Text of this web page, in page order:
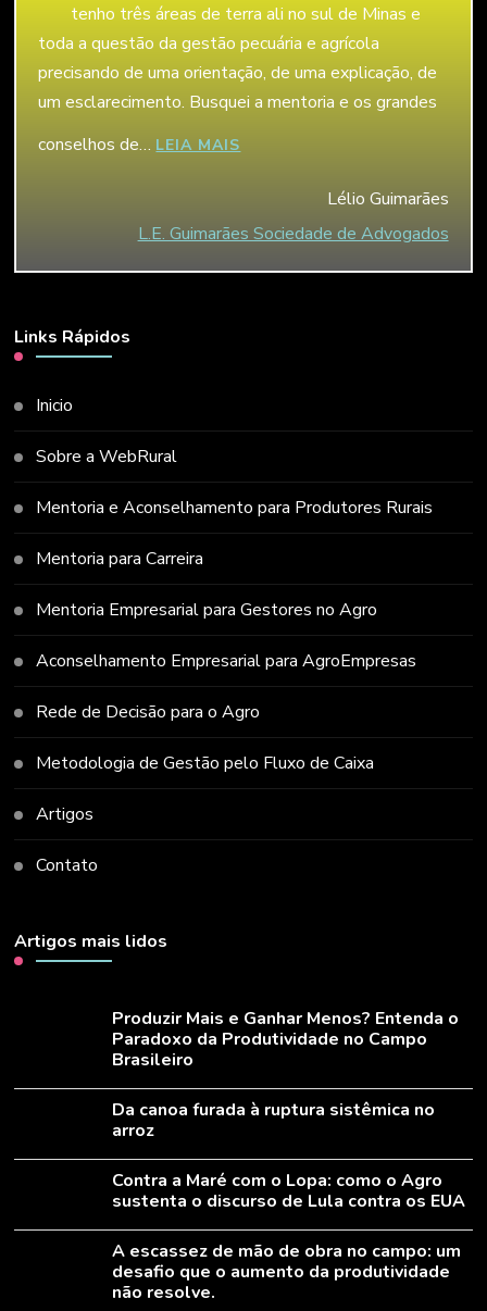
tenho três áreas de terra ali no sul de Minas e
toda a questão da gestão pecuária e agrícola
precisando de uma orientação, de uma explicação, de
um esclarecimento. Busquei a mentoria e os grandes
conselhos de… LEIA MAIS
Lélio Guimarães
L.E. Guimarães Sociedade de Advogados
Links Rápidos
Inicio
Sobre a WebRural
Mentoria e Aconselhamento para Produtores Rurais
Mentoria para Carreira
Mentoria Empresarial para Gestores no Agro
Aconselhamento Empresarial para AgroEmpresas
Rede de Decisão para o Agro
Metodologia de Gestão pelo Fluxo de Caixa
Artigos
Contato
Artigos mais lidos
Produzir Mais e Ganhar Menos? Entenda o
Paradoxo da Produtividade no Campo
Brasileiro
Da canoa furada à ruptura sistêmica no
arroz
Contra a Maré com o Lopa: como o Agro
sustenta o discurso de Lula contra os EUA
A escassez de mão de obra no campo: um
desafio que o aumento da produtividade
não resolve.